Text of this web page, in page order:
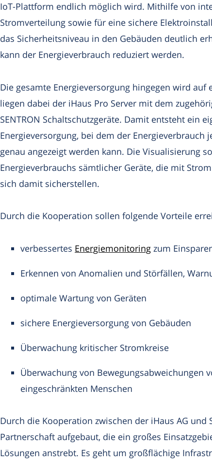
IoT-Plattform endlich möglich wird. Mithilfe von
Stromverteilung sowie für eine sichere
das Sicherheitsniveau in den Gebäuden deutlich
kann der Energieverbrauch reduziert werden.
Die gesamte Energieversorgung hingegen wird auf
liegen dabei der iHaus Pro Server mit dem
SENTRON Schaltschutzgeräte. Damit entsteht ein
Energieversorgung, bei dem der Energieverbrauch
genau angezeigt werden kann. Die Visualisierung
Energieverbrauchs sämtlicher Geräte, die mit
sich damit sicherstellen.
Durch die Kooperation sollen folgende Vorteile
verbessertes Energiemonitoring zum
Erkennen von Anomalien und Störfällen,
optimale Wartung von Geräten
sichere Energieversorgung von Gebäuden
Überwachung kritischer Stromkreise
Überwachung von Bewegungsabweichungen
eingeschränkten Menschen
Durch die Kooperation zwischen der iHaus AG und
Partnerschaft aufgebaut, die ein großes
Lösungen anstrebt. Es geht um großflächige